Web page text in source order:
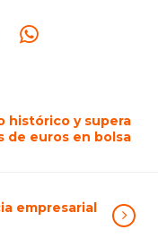
histórico y supera
de euros en bolsa
empresarial